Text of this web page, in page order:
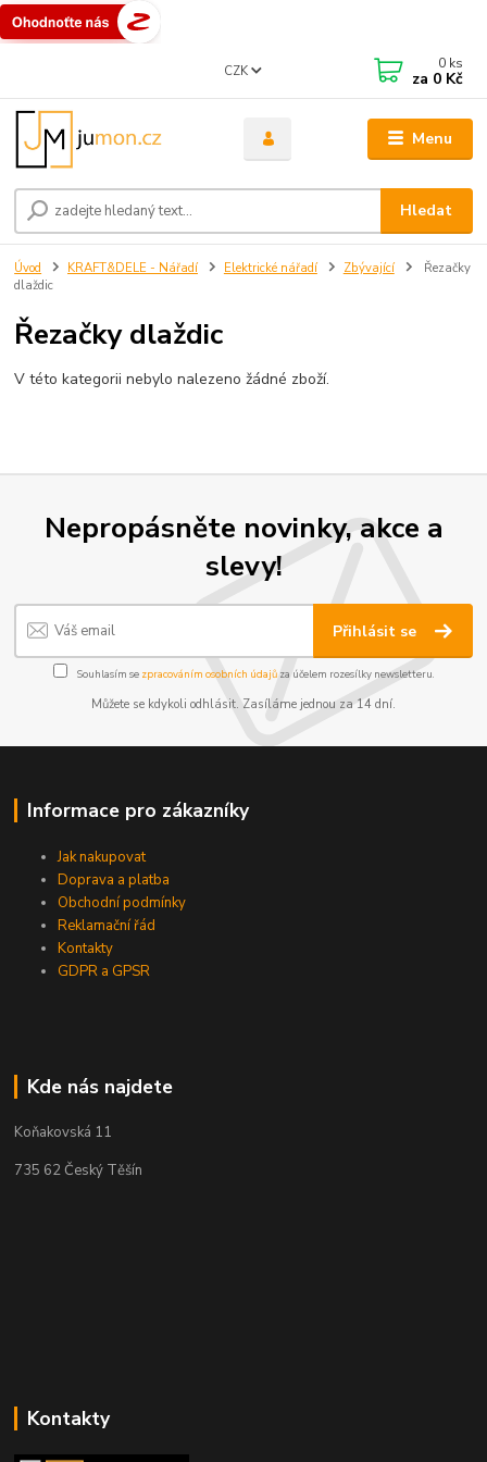
Menu
CZK
Hledat
0 ks
za 0 Kč
Úvod KRAFT&DELE - Nářadí Elektrické nářadí Zbývající
Řezačky
dlaždic
Řezačky dlaždic
V této kategorii nebylo nalezeno žádné zboží.
Nepropásněte novinky, akce a
slevy!
Přihlásit se
Souhlasím se zpracováním osobních údajůza účelem rozesílky newsletteru.
Můžete se kdykoli odhlásit. Zasíláme jednou za 14 dní.
Informace pro zákazníky
Jak nakupovat
Doprava a platba
Obchodní podmínky
Reklamační řád
Kontakty
GDPR a GPSR
Kde nás najdete
Koňakovská 11
735 62 Český Těšín
Kontakty